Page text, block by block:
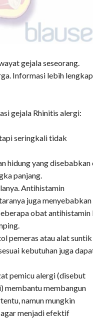
gejala seseorang.
Informasi lebih lengkap
gejala Rhinitis alergi:
seringkali tidak
hidung yang disebabkan
panjang.
Antihistamin
juga menyebabkan
obat antihistamin
pemeras atau alat suntik
kebutuhan juga
pemicu alergi (disebut
membantu membangun
namun mungkin
menjadi efektif